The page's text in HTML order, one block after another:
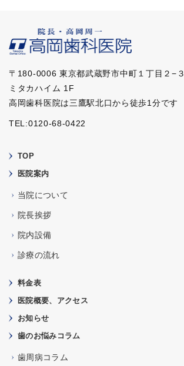
〒180-0006 東京都武蔵野市中町１丁目２−３
ミタカハイム 1F
高岡歯科医院は三鷹駅北口から徒歩1分です
TEL:0120-68-0422
TOP
医院案内
当院について
院長挨拶
院内設備
診療の流れ
料金表
医院概要、アクセス
お知らせ
歯のお悩みコラム
歯周病コラム